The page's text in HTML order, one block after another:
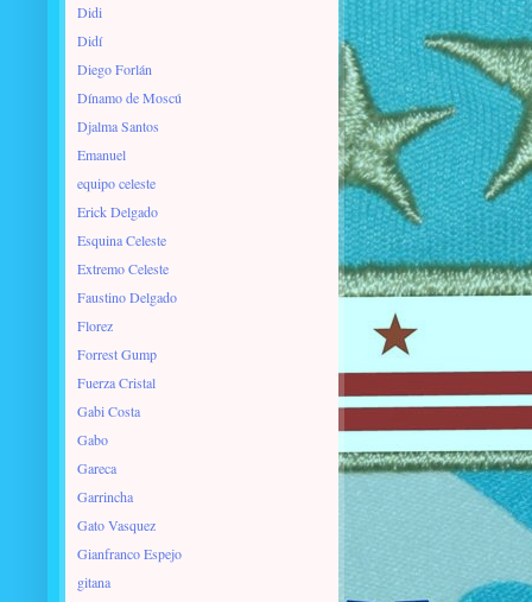
Didi
Didí
Diego Forlán
Dínamo de Moscú
Djalma Santos
Emanuel
equipo celeste
Erick Delgado
Esquina Celeste
Extremo Celeste
Faustino Delgado
Florez
Forrest Gump
Fuerza Cristal
Gabi Costa
Gabo
Gareca
Garrincha
Gato Vasquez
Gianfranco Espejo
gitana